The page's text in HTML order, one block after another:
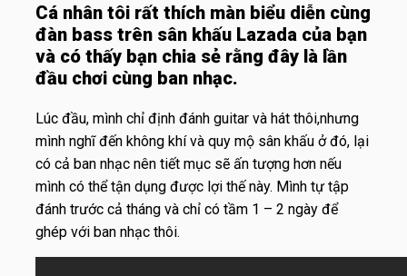
Cá nhân tôi rất thích màn biểu diễn cùng
đàn bass trên sân khấu Lazada của bạn
và có thấy bạn chia sẻ rằng đây là lần
đầu chơi cùng ban nhạc.
Lúc đầu, mình chỉ định đánh guitar và hát thôi,nhưng
mình nghĩ đến không khí và quy mộ sân khấu ở đó, lại
có cả ban nhạc nên tiết mục sẽ ấn tượng hơn nếu
mình có thể tận dụng được lợi thế này. Mình tự tập
đánh trước cả tháng và chỉ có tầm 1 – 2 ngày để
ghép với ban nhạc thôi.